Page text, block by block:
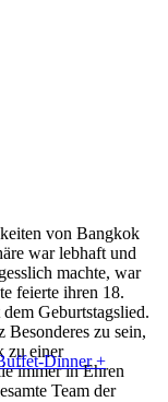
von Bangkok
war lebhaft und
machte, war
feierte ihren 18.
Geburtstagslied.
Besonderes zu sein,
zu einer
immer in Ehren
Team der
Dinner +